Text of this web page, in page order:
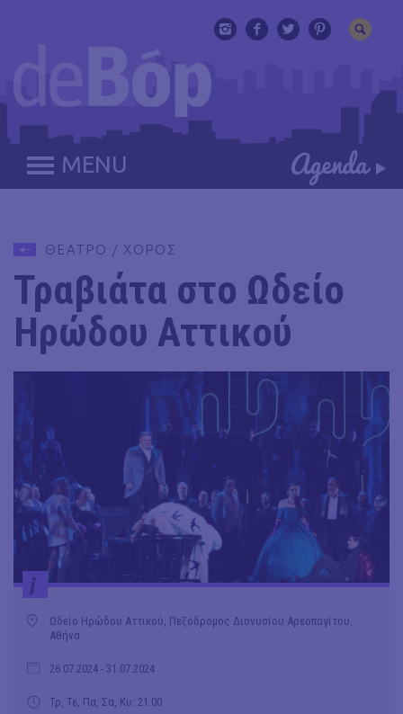
MENU
ΘΕΑΤΡΟ / ΧΟΡΟΣ
Τραβιάτα στο Ωδείο
Ηρώδου Αττικού
i
Ωδείο Ηρώδου Αττικού, Πεζόδρομος Διονυσίου Αρεοπαγίτου,
Αθήνα
26.07.2024 - 31.07.2024
Τρ, Τε, Πα, Σα, Κυ: 21.00